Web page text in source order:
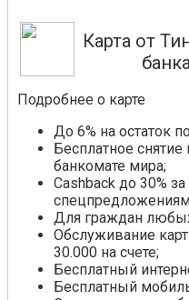
Карта от
Подробнее о карте
До 6% на остаток
Бесплатное
банкомате мира;
Cashback до 30%
Для граждан
Обслуживание
30.000 на счете;
Бесплатный
Бесплатный